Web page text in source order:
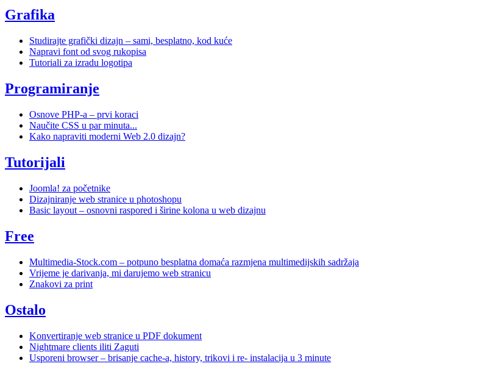
Grafika
Studirajte grafički dizajn – sami, besplatno, kod kuće
Napravi font od svog rukopisa
Tutoriali za izradu logotipa
Programiranje
Osnove PHP-a – prvi koraci
Naučite CSS u par minuta...
Kako napraviti moderni Web 2.0 dizajn?
Tutorijali
Joomla! za početnike
Dizajniranje web stranice u photoshopu
Basic layout – osnovni raspored i širine kolona u web dizajnu
Free
Multimedia-Stock.com – potpuno besplatna domaća razmjena multimedijskih sadržaja
Vrijeme je darivanja, mi darujemo web stranicu
Znakovi za print
Ostalo
Konvertiranje web stranice u PDF dokument
Nightmare clients iliti Zaguti
Usporeni browser – brisanje cache-a, history, trikovi i re- instalacija u 3 minute